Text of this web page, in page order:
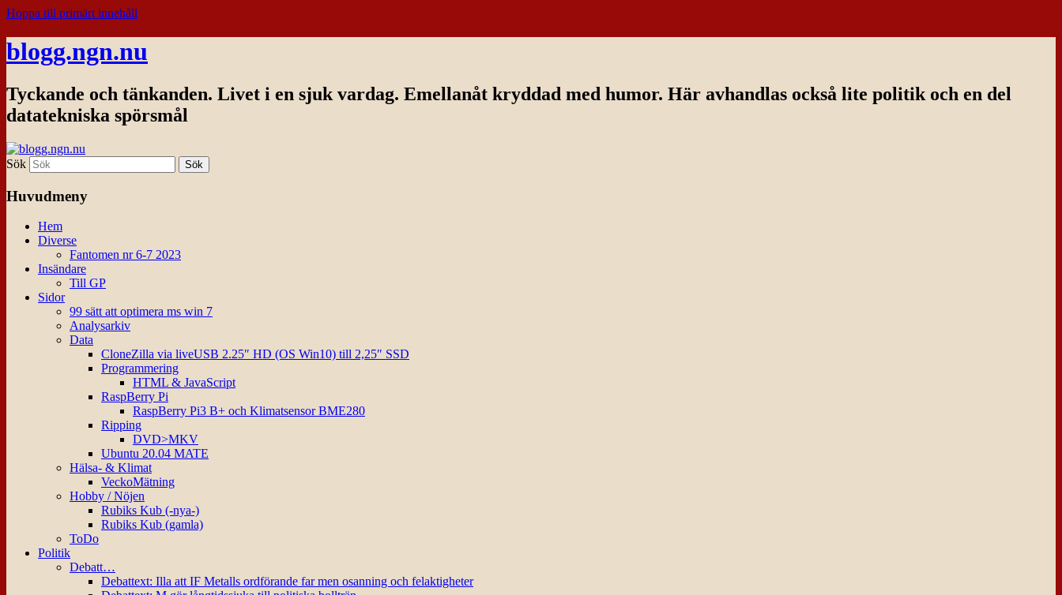
Hoppa till primärt innehåll
blogg.ngn.nu
Tyckande och tänkanden. Livet i en sjuk vardag. Emellanåt kryddad med humor. Här avhandlas också lite politik och en del
datatekniska spörsmål
Sök
Huvudmeny
Hem
Diverse
Fantomen nr 6-7 2023
Insändare
Till GP
Sidor
99 sätt att optimera ms win 7
Analysarkiv
Data
CloneZilla via liveUSB 2.25″ HD (OS Win10) till 2,25″ SSD
Programmering
HTML & JavaScript
RaspBerry Pi
RaspBerry Pi3 B+ och Klimatsensor BME280
Ripping
DVD>MKV
Ubuntu 20.04 MATE
Hälsa- & Klimat
VeckoMätning
Hobby / Nöjen
Rubiks Kub (-nya-)
Rubiks Kub (gamla)
ToDo
Politik
Debatt…
Debattext: Illa att IF Metalls ordförande far men osanning och felaktigheter